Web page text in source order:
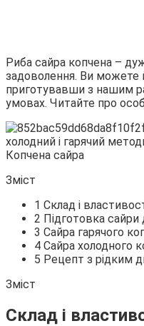
Риба сайра копчена –
задоволення. Ви можете
приготувавши з нашим
умовах. Читайте про
Копчена сайра
Зміст
1 Склад і
2 Підготовка сайри
3 Сайра гарячого
4 Сайра холодного
5 Рецепт з рідким
Зміст
Склад і